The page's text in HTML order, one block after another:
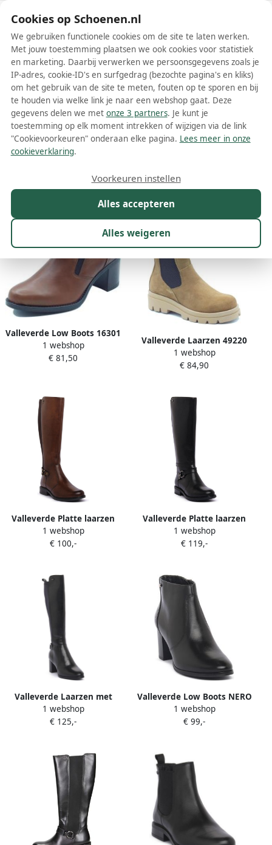
Schoenen.nl
Wis filters Alle filters
Valleverde dames laarzen
Meer lezen
Valleverde Low Boots 16301
Vitello
1 webshop
€ 81,50
Valleverde Laarzen 49220
Camoscio
1 webshop
€ 84,90
Valleverde Platte laarzen
17105 Vitello
1 webshop
€ 100,-
Valleverde Platte laarzen
NERO
1 webshop
€ 119,-
Valleverde Laarzen met
hakken NERO
1 webshop
€ 125,-
Valleverde Low Boots NERO
1 webshop
€ 99,-
Cookies op Schoenen.nl
We gebruiken functionele cookies om de site te laten werken.
Met jouw toestemming plaatsen we ook cookies voor statistiek
en marketing. Daarbij verwerken we persoonsgegevens zoals je
IP-adres, cookie-ID's en surfgedrag (bezochte pagina's en kliks)
om het gebruik van de site te meten, fouten op te sporen en bij
te houden via welke link je naar een webshop gaat. Deze
gegevens delen we met onze 3 partners. Je kunt je
toestemming op elk moment intrekken of wijzigen via de link
"Cookievoorkeuren" onderaan elke pagina. Lees meer in onze
cookieverklaring.
Alles accepteren
Alles weigeren
Voorkeuren instellen